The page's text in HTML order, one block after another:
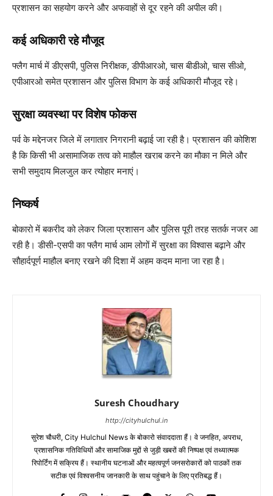
प्रशासन का सहयोग करने और अफवाहों से दूर रहने की अपील की।
कई अधिकारी रहे मौजूद
फ्लैग मार्च में डीएसपी, पुलिस निरीक्षक, डीपीआरओ, चास बीडीओ, चास सीओ,
एपीआरओ समेत प्रशासन और पुलिस विभाग के कई अधिकारी मौजूद रहे।
सुरक्षा व्यवस्था पर विशेष फोकस
पर्व के मद्देनजर जिले में लगातार निगरानी बढ़ाई जा रही है। प्रशासन की कोशिश
है कि किसी भी असामाजिक तत्व को माहौल खराब करने का मौका न मिले और
सभी समुदाय मिलजुल कर त्योहार मनाएं।
निष्कर्ष
बोकारो में बकरीद को लेकर जिला प्रशासन और पुलिस पूरी तरह सतर्क नजर आ
रही है। डीसी-एसपी का फ्लैग मार्च आम लोगों में सुरक्षा का विश्वास बढ़ाने और
सौहार्दपूर्ण माहौल बनाए रखने की दिशा में अहम कदम माना जा रहा है।
Suresh Choudhary
http://cityhulchul.in
सुरेश चौधरी, City Hulchul News के बोकारो संवाददाता हैं। वे जनहित, अपराध,
प्रशासनिक गतिविधियों और सामाजिक मुद्दों से जुड़ी खबरों की निष्पक्ष एवं तथ्यात्मक
रिपोर्टिंग में सक्रिय हैं। स्थानीय घटनाओं और महत्वपूर्ण जनसरोकारों को पाठकों तक
सटीक एवं विश्वसनीय जानकारी के साथ पहुंचाने के लिए प्रतिबद्ध हैं।